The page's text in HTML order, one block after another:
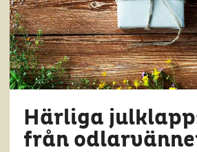
Härliga
från